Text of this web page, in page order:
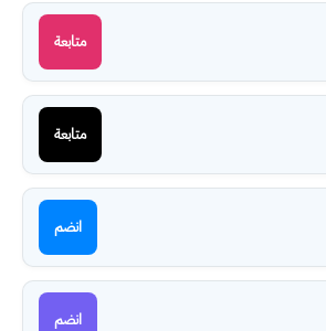
متابعة
متابعة
انضم
انضم